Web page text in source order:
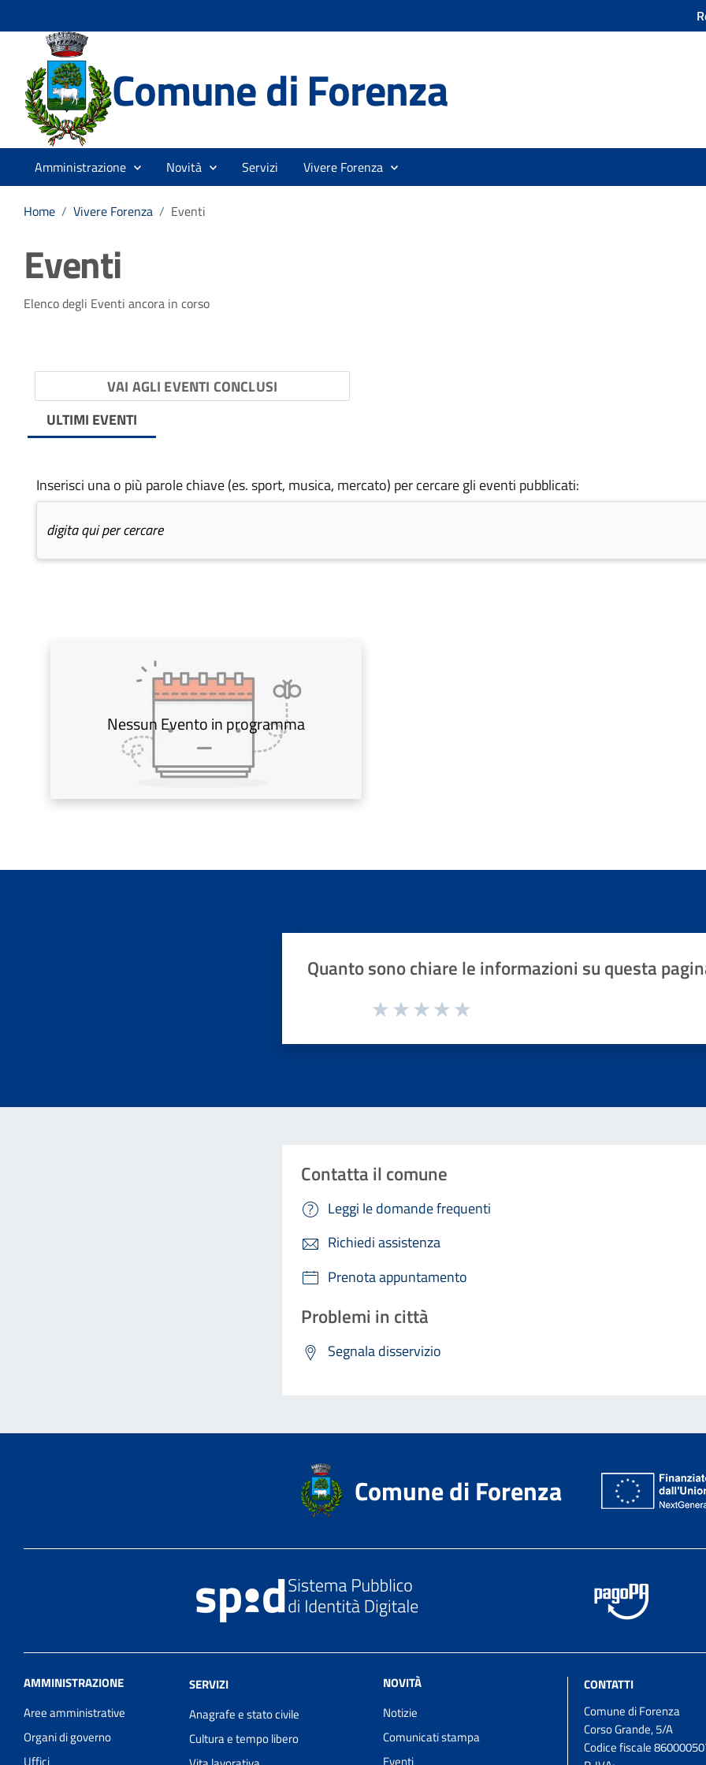
Comune di Forenza
Amministrazione Novità Servizi Vivere Forenza
Home / Vivere Forenza / Eventi
Eventi
Elenco degli Eventi ancora in corso
VAI AGLI EVENTI CONCLUSI
ULTIMI EVENTI
Inserisci una o più parole chiave (es. sport, musica, mercato) per cercare gli eventi pubblicati:
Nessun Evento in programma
Quanto sono chiare le informazioni su questa
Valuta da 1 a 5 stelle la pagina
Contatta il comune
Leggi le domande frequenti
Richiedi assistenza
Prenota appuntamento
Problemi in città
Segnala disservizio
Comune di Forenza
AMMINISTRAZIONE
Aree amministrative
Organi di governo
Uffici
SERVIZI
Anagrafe e stato civile
Cultura e tempo libero
NOVITÀ
Notizie
Comunicati stampa
Eventi
CONTATTI
Comune di Forenza
Corso Grande, 5/A
Codice fiscale